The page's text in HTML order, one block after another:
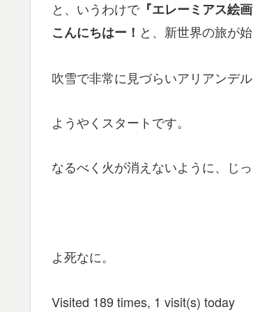
と、いうわけで『エレーミアス絵
こんにちはー！ と、新世界の旅が始
吹雪で非常に見づらいアリアンデル
ようやくスタートです。
なるべく火が消えないように、じ
よ死なに。
Visited 189 times, 1 visit(s) today